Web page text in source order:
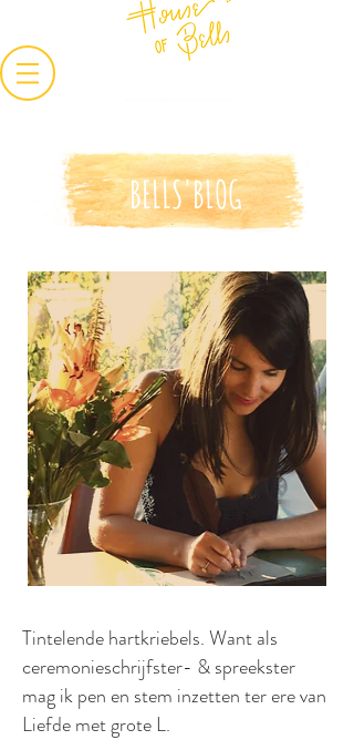
BELLS'BLOG
Tintelende hartkriebels. Want als
ceremonieschrijfster- & spreekster
mag ik pen en stem inzetten ter ere van
Liefde met grote L.